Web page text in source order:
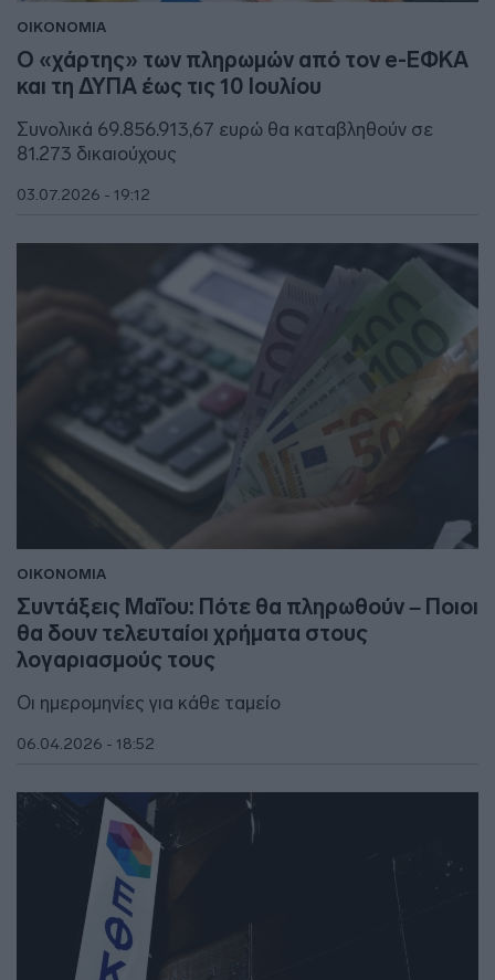
ΟΙΚΟΝΟΜΙΑ
Ο «χάρτης» των πληρωμών από τον e-ΕΦΚΑ
και τη ΔΥΠΑ έως τις 10 Ιουλίου
Συνολικά 69.856.913,67 ευρώ θα καταβληθούν σε
81.273 δικαιούχους
03.07.2026 - 19:12
ΟΙΚΟΝΟΜΙΑ
Συντάξεις Μαΐου: Πότε θα πληρωθούν – Ποιοι
θα δουν τελευταίοι χρήματα στους
λογαριασμούς τους
Οι ημερομηνίες για κάθε ταμείο
06.04.2026 - 18:52